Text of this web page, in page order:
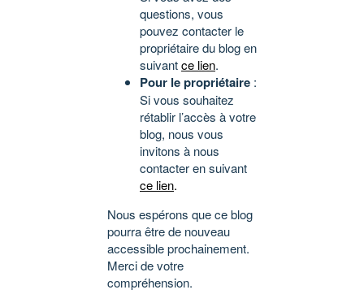
questions, vous
pouvez contacter le
propriétaire du blog en
suivantce lien.
Pour le propriétaire :
Si vous souhaitez
rétablir l’accès à votre
blog, nous vous
invitons à nous
contacter en suivant
ce lien.
Nous espérons que ce blog
pourra être de nouveau
accessible prochainement.
Merci de votre
compréhension.